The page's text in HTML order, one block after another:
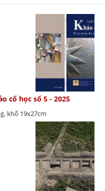
cổ học số 5 - 2025
khổ 19x27cm